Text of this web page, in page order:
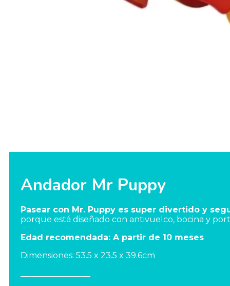
Andador Mr Puppy
Pasear con Mr. Puppy es super divertido y
porque está diseñado con antivuelco, bocina y
Edad recomendada: A partir de 10 meses
Dimensiones: 53.5 x 23.5 x 39.6cm